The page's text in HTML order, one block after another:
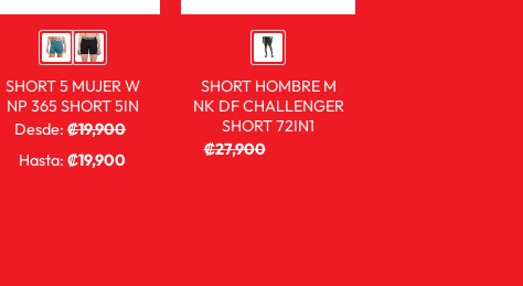
SHORT 5 MUJER W
NP 365 SHORT 5IN
Desde:₡19,900
9,900
Hasta:₡19,900
SHORT HOMBRE M
NK DF CHALLENGER
SHORT 72IN1
₡27,900